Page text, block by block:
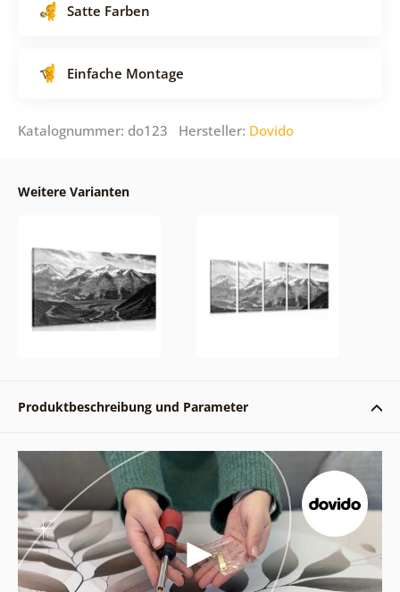
Satte Farben
Einfache Montage
Katalognummer: do123 Hersteller: Dovido
Weitere Varianten
Produktbeschreibung und Parameter